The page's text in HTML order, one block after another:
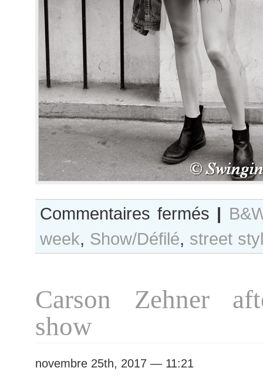
Commentaires fermés sur
B&W
Day
#351
2018
|
week, Show/Défilé, street
Carson Zehner
show
novembre 25th, 2017 — 11:21